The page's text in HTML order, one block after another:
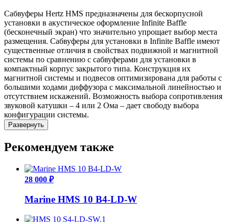
Сабвуферы Hertz HMS предназначены для бескорпусной
установки в акустическое оформление Infinite Baffle
(бесконечный экран) что значительно упрощает выбор места
размещения. Сабвуферы для установки в Infinite Baffle имеют
существенные отличия в свойствах подвижной и магнитной
системы по сравнению с сабвуферами для установки в
компактный корпус закрытого типа. Конструкция их
магнитной системы и подвесов оптимизирована для работы с
большими ходами диффузора с максимальной линейностью и
отсутствием искажений. Возможность выбора сопротивления
звуковой катушки – 4 или 2 Ома – дает свободу выбора
конфигурации системы.
Развернуть
Рекомендуем также
28 000 ₽
Marine HMS 10 B4-LD-W